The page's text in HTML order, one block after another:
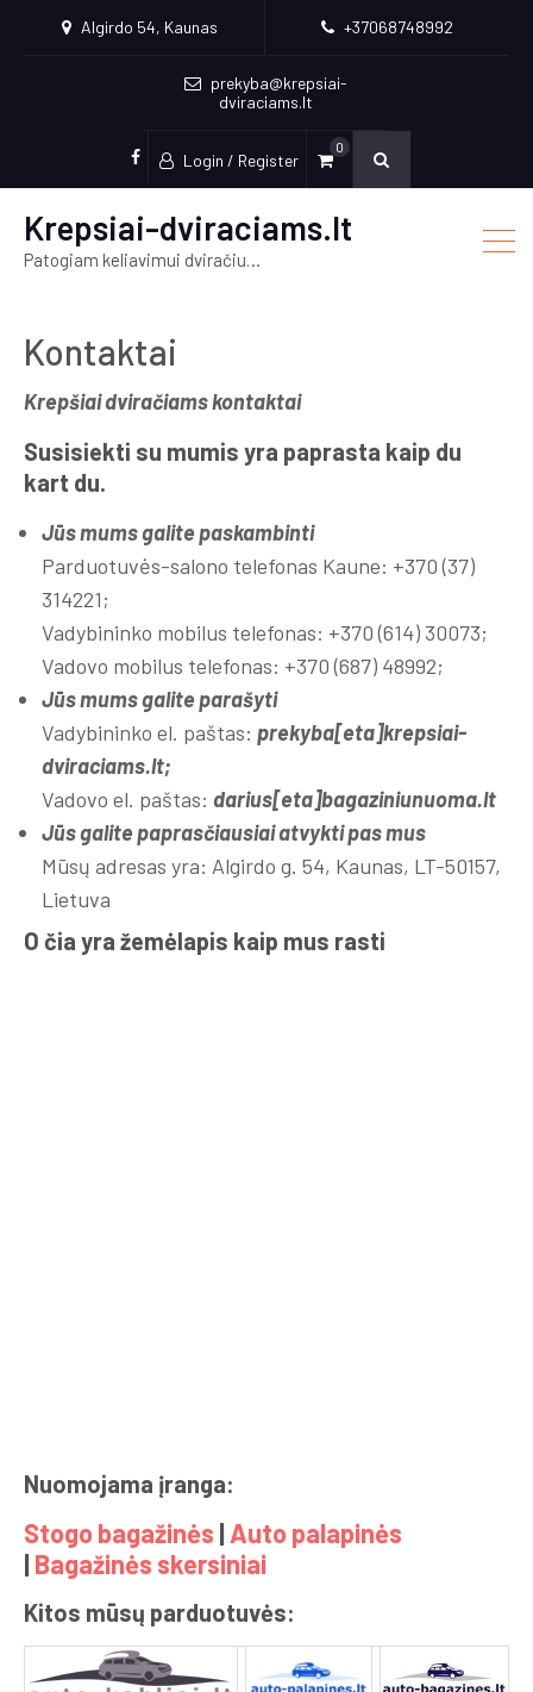
Algirdo 54, Kaunas +37068748992
prekyba@krepsiai-
dviraciams.lt
facebook
Login / Register
0
Krepsiai-dviraciams.lt
Patogiam keliavimui dviračiu…
Kontaktai
Krepšiai dviračiams kontaktai
Susisiekti su mumis yra paprasta kaip du
kart du.
Jūs mums galite paskambinti
Parduotuvės-salono telefonas Kaune: +370 (37)
314221;
Vadybininko mobilus telefonas: +370 (614) 30073;
Vadovo mobilus telefonas: +370 (687) 48992;
Jūs mums galite parašyti
Vadybininko el. paštas: prekyba[eta]krepsiai-
dviraciams.lt;
Vadovo el. paštas: darius[eta]bagaziniunuoma.lt
Jūs galite paprasčiausiai atvykti pas mus
Mūsų adresas yra: Algirdo g. 54, Kaunas, LT-50157,
Lietuva
O čia yra žemėlapis kaip mus rasti
Nuomojama įranga:
Stogo bagažinės | Auto palapinės
| Bagažinės skersiniai
Kitos mūsų parduotuvės: